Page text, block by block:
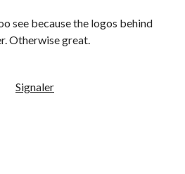
see because the logos behind
Otherwise great.
Signaler